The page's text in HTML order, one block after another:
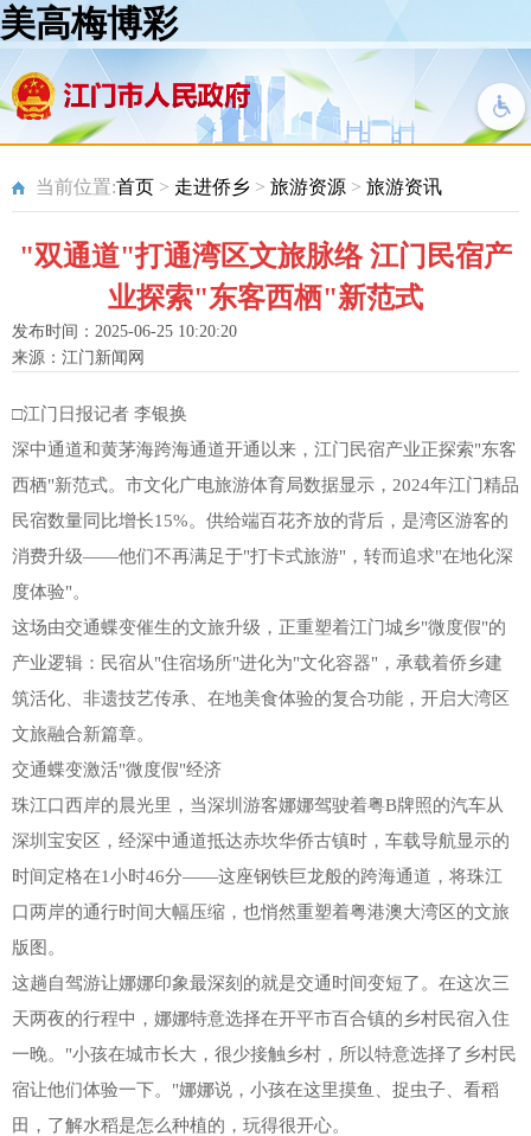
美高梅博彩
当前位置:首页 > 走进侨乡 > 旅游资源 > 旅游资讯
"双通道"打通湾区文旅脉络 江门民宿产
业探索"东客西栖"新范式
发布时间：2025-06-25 10:20:20
来源：江门新闻网
□江门日报记者 李银换
深中通道和黄茅海跨海通道开通以来，江门民宿产业正探索"东客
西栖"新范式。市文化广电旅游体育局数据显示，2024年江门精品
民宿数量同比增长15%。供给端百花齐放的背后，是湾区游客的
消费升级——他们不再满足于"打卡式旅游"，转而追求"在地化深
度体验"。
这场由交通蝶变催生的文旅升级，正重塑着江门城乡"微度假"的
产业逻辑：民宿从"住宿场所"进化为"文化容器"，承载着侨乡建
筑活化、非遗技艺传承、在地美食体验的复合功能，开启大湾区
文旅融合新篇章。
交通蝶变激活"微度假"经济
珠江口西岸的晨光里，当深圳游客娜娜驾驶着粤B牌照的汽车从
深圳宝安区，经深中通道抵达赤坎华侨古镇时，车载导航显示的
时间定格在1小时46分——这座钢铁巨龙般的跨海通道，将珠江
口两岸的通行时间大幅压缩，也悄然重塑着粤港澳大湾区的文旅
版图。
这趟自驾游让娜娜印象最深刻的就是交通时间变短了。在这次三
天两夜的行程中，娜娜特意选择在开平市百合镇的乡村民宿入住
一晚。"小孩在城市长大，很少接触乡村，所以特意选择了乡村民
宿让他们体验一下。"娜娜说，小孩在这里摸鱼、捉虫子、看稻
田，了解水稻是怎么种植的，玩得很开心。